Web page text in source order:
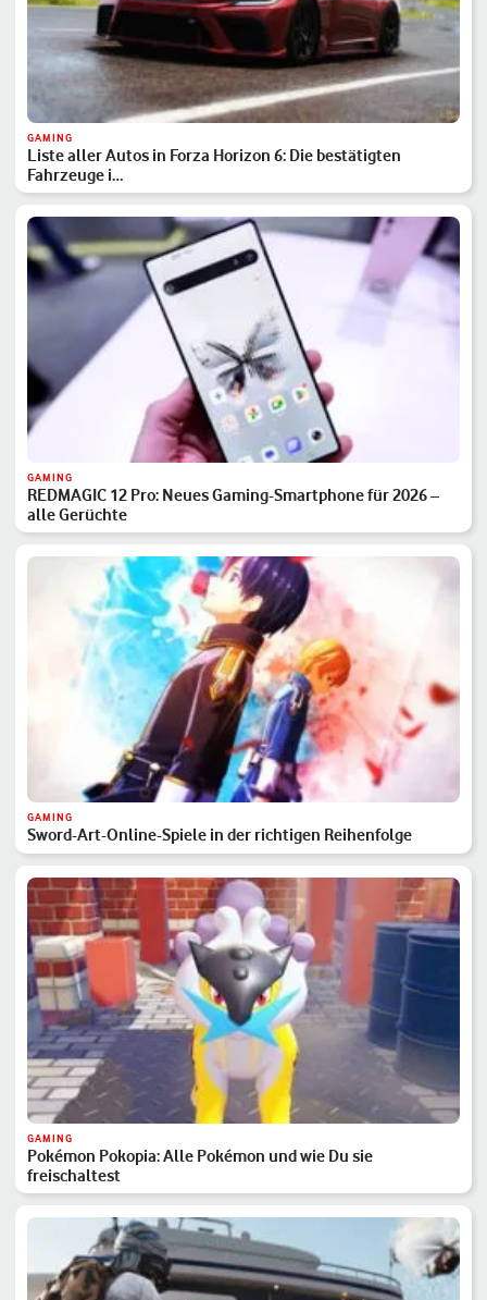
GAMING
Liste aller Autos in Forza Horizon 6: Die bestätigten
Fahrzeuge i…
GAMING
REDMAGIC 12 Pro: Neues Gaming-Smartphone für 2026 –
alle Gerüchte
GAMING
Sword-Art-Online-Spiele in der richtigen Reihenfolge
GAMING
Pokémon Pokopia: Alle Pokémon und wie Du sie
freischaltest